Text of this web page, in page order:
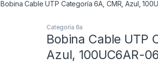
Bobina Cable UTP Categoría 6A, CMR, Azul,
Categoría 6a
Bobina Cable UTP
Azul, 100UC6AR-